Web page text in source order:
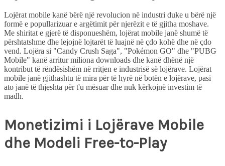
Lojërat mobile kanë bërë një revolucion në industri duke u bërë një
formë e popullarizuar e argëtimit për njerëzit e të gjitha moshave.
Me shiritat e gjerë të disponueshëm, lojërat mobile janë shumë të
përshtatshme dhe lejojnë lojtarët të luajnë në çdo kohë dhe në çdo
vend. Lojëra si "Candy Crush Saga", "Pokémon GO" dhe "PUBG
Mobile" kanë arritur miliona downloads dhe kanë dhënë një
kontribut të rëndësishëm në rritjen e industrisë së lojërave. Lojërat
mobile janë gjithashtu të mira për të hyrë në botën e lojërave, pasi
ato janë të thjeshta për t'u mësuar dhe nuk kërkojnë investim të
madh.
Monetizimi i Lojërave Mobile
dhe Modeli Free-to-Play